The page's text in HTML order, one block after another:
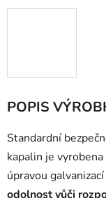
POPIS
Standardní
kapalin je
úpravou
odolnost vůči